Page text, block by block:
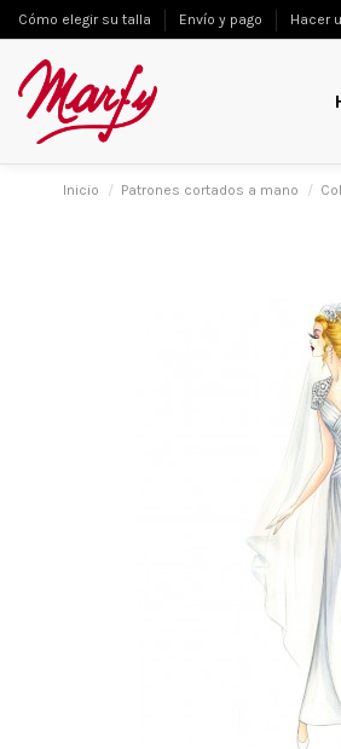
Cómo elegir su talla Envío y pago Hacer
Inicio Patrones cortados a mano